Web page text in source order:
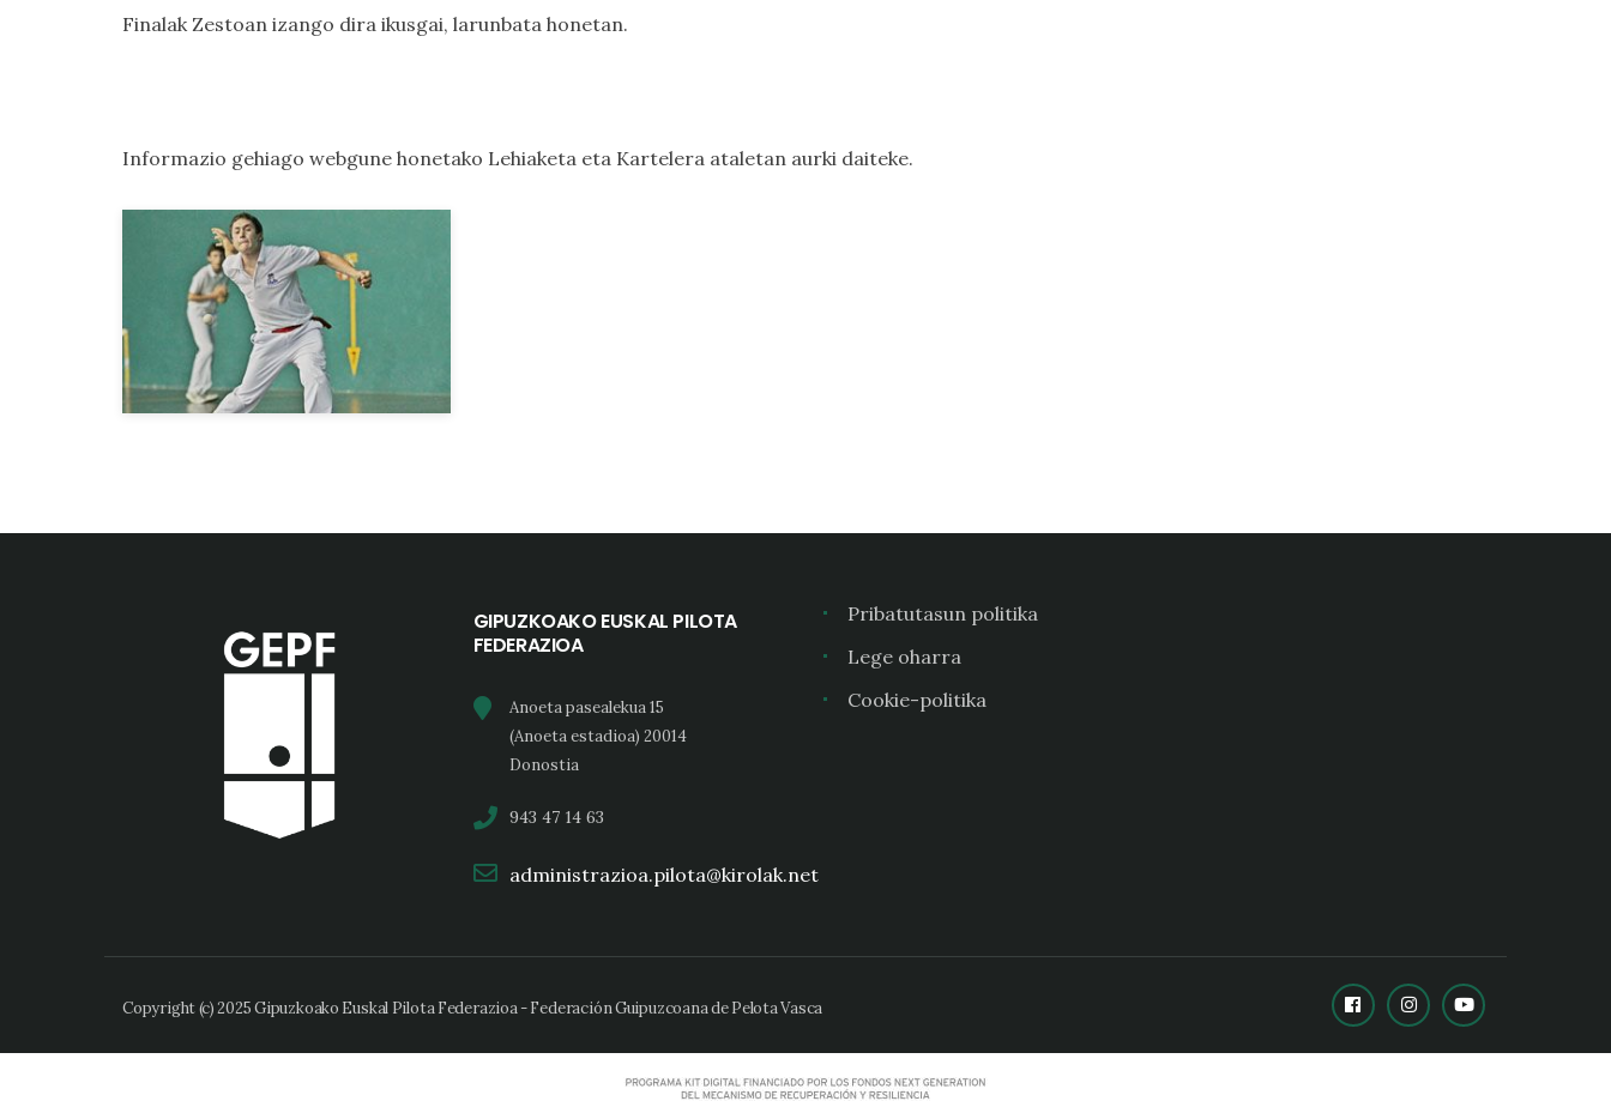
Finalak Zestoan izango dira ikusgai, larunbata honetan.
Informazio gehiago webgune honetako Lehiaketa eta Kartelera ataletan aurki daiteke.
GIPUZKOAKO EUSKAL PILOTA
FEDERAZIOA
Anoeta pasealekua 15
(Anoeta estadioa) 20014
Donostia
943 47 14 63
administrazioa.pilota@kirolak.net
Pribatutasun politika
Lege oharra
Cookie-politika
Copyright (c) 2025 Gipuzkoako Euskal Pilota Federazioa - Federación Guipuzcoana de Pelota Vasca